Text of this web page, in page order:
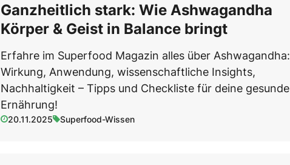
Ganzheitlich stark: Wie Ashwagandha
Körper & Geist in Balance bringt
Erfahre im Superfood Magazin alles über Ashwagandha:
Wirkung, Anwendung, wissenschaftliche Insights,
Nachhaltigkeit – Tipps und Checkliste für deine gesunde
Ernährung!
20.11.2025 Superfood-Wissen